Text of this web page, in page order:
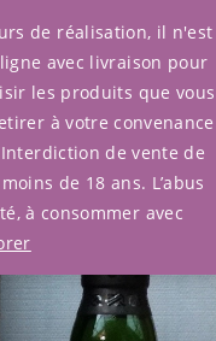
0
Years
de réalisation, il n'est
avec livraison pour
les produits que vous
à votre convenance
de vente de
de 18 ans. L’abus
à consommer avec